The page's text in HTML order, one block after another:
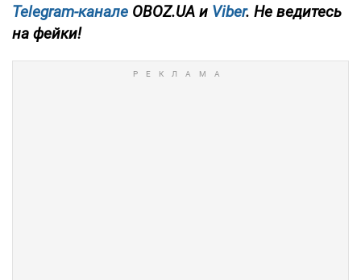
Telegram-канале OBOZ.UA и Viber. Не ведитесь
на фейки!